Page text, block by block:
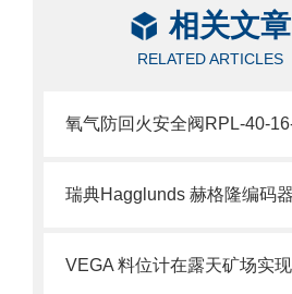
相关文章
RELATED ARTICLES